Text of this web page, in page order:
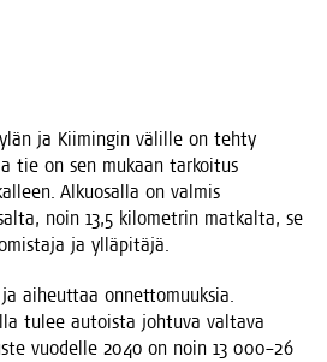
ja Kii­min­gin välil­le on teh­ty
tie on sen mukaan tar­koi­tus
Alkuo­sal­la on val­mis
noin 13,5 kilo­met­rin mat­kal­ta, se
ja ylläpitäjä.
aiheut­taa onnet­to­muuk­sia.
tulee autois­ta joh­tu­va val­ta­va
vuo­del­le 2040 on noin 13 000–26